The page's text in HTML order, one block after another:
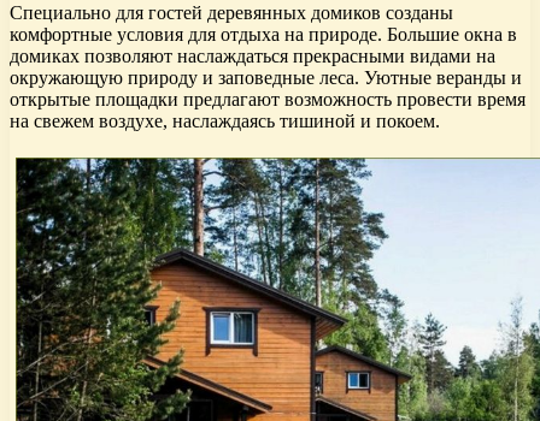
Специально для гостей деревянных домиков созданы
комфортные условия для отдыха на природе. Большие окна в
домиках позволяют наслаждаться прекрасными видами на
окружающую природу и заповедные леса. Уютные веранды и
открытые площадки предлагают возможность провести время
на свежем воздухе, наслаждаясь тишиной и покоем.